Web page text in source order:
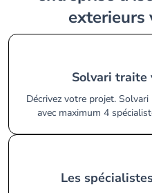
exterieurs
Solvari
Décrivez votre projet.
avec maximum 4
Les